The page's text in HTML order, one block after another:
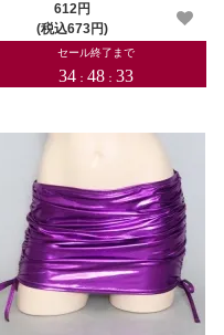
612円
(税込673円)